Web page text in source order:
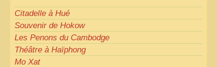
Citadelle à Hué
Souvenir de Hokow
Les Penons du Cambodge
Théâtre à Haïphong
Mo Xat